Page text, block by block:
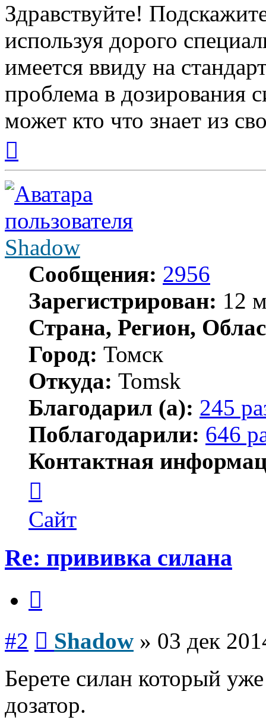
Здравствуйте!
используя дорого
имеется ввиду на
проблема в дозирования
может кто что знает из
началу
Shadow
Сообщения: 2956
Зарегистрирован: 12
Страна, Регион,
Город: Томск
Откуда: Tomsk
Благодарил (а): 245
Поблагодарили: 646
Контактная
пользователя
Shadow
Сайт
Re: прививка силана
#2 Shadow » 03 дек
Берете силан который
дозатор.